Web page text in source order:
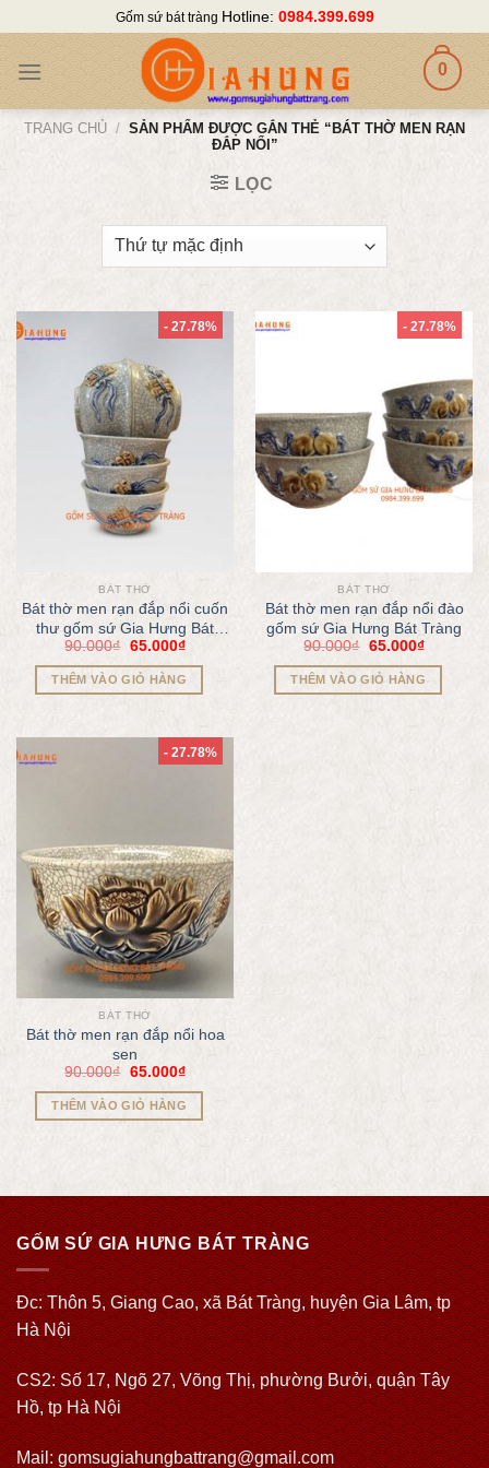
content
Gốm sứ bát tràng Hotline: 0984.399.699
0
TRANG CHỦ / SẢN PHẨM ĐƯỢC GẮN THẺ “BÁT THỜ MEN RẠN
ĐẮP NỔI”
LỌC
- 27.78%
BÁT THỜ
Bát thờ men rạn đắp nổi cuốn
thư gốm sứ Gia Hưng Bát
Tràng
90.000₫ 65.000₫
THÊM VÀO GIỎ HÀNG
- 27.78%
BÁT THỜ
Bát thờ men rạn đắp nổi đào
gốm sứ Gia Hưng Bát Tràng
90.000₫ 65.000₫
THÊM VÀO GIỎ HÀNG
- 27.78%
BÁT THỜ
Bát thờ men rạn đắp nổi hoa
sen
90.000₫ 65.000₫
THÊM VÀO GIỎ HÀNG
GỐM SỨ GIA HƯNG BÁT TRÀNG
Đc: Thôn 5, Giang Cao, xã Bát Tràng, huyện Gia Lâm, tp
Hà Nội
CS2: Số 17, Ngõ 27, Võng Thị, phường Bưởi, quận Tây
Hồ, tp Hà Nội
Mail: gomsugiahungbattrang@gmail.com